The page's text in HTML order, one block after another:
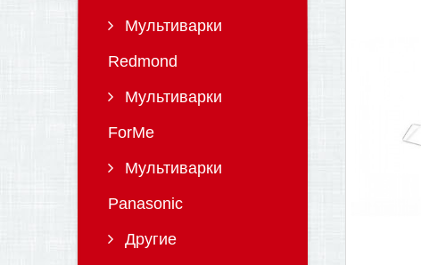
Мультиварки
Redmond
Мультиварки
ForMe
Мультиварки
Panasonic
Другие